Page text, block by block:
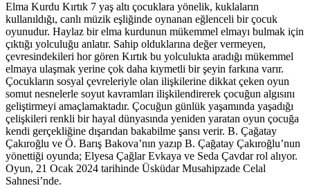
Elma Kurdu Kırtık 7 yaş altı çocuklara yönelik, kuklaların
kullanıldığı, canlı müzik eşliğinde oynanan eğlenceli bir çocuk
oyunudur. Haylaz bir elma kurdunun mükemmel elmayı bulmak için
çıktığı yolculuğu anlatır. Sahip olduklarına değer vermeyen,
çevresindekileri hor gören Kırtık bu yolculukta aradığı mükemmel
elmaya ulaşmak yerine çok daha kıymetli bir şeyin farkına varır.
Çocukların sosyal çevreleriyle olan ilişkilerine dikkat çeken oyun
somut nesnelerle soyut kavramları ilişkilendirerek çocuğun algısını
geliştirmeyi amaçlamaktadır. Çocuğun günlük yaşamında yaşadığı
çelişkileri renkli bir hayal dünyasında yeniden yaratan oyun çocuğa
kendi gerçekliğine dışarıdan bakabilme şansı verir. B. Çağatay
Çakıroğlu ve Ö. Barış Bakova’nın yazıp B. Çağatay Çakıroğlu’nun
yönettiği oyunda; Elyesa Çağlar Evkaya ve Seda Çavdar rol alıyor.
Oyun, 21 Ocak 2024 tarihinde Üsküdar Musahipzade Celal
Sahnesi’nde.